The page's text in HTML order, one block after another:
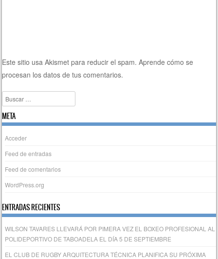
Este sitio usa Akismet para reducir el spam.Aprende cómo se
procesan los datos de tus comentarios.
Buscar
META
Acceder
Feed de entradas
Feed de comentarios
WordPress.org
ENTRADAS RECIENTES
WILSON TAVARES LLEVARÁ POR PIMERA VEZ EL BOXEO PROFESIONAL AL
POLIDEPORTIVO DE TABOADELA EL DÍA 5 DE SEPTIEMBRE
EL CLUB DE RUGBY ARQUITECTURA TÉCNICA PLANIFICA SU PRÓXIMA